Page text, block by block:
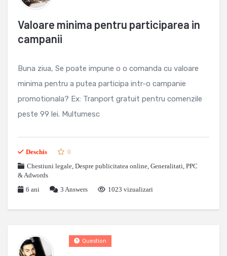
Valoare minima pentru participarea in
campanii
Buna ziua, Se poate impune o o comanda cu valoare
minima pentru a putea participa intr-o campanie
promotionala? Ex: Tranport gratuit pentru comenzile
peste 99 lei. Multumesc
Deschis
0
Chestiuni legale, Despre publicitatea online, Generalitati, PPC
& Adwords
6 ani
3 Answers 1023 vizualizari
Question